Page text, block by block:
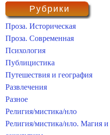
Рубрики
Проза. Историческая
Проза. Современная
Психология
Публицистика
Путешествия и география
Развлечения
Разное
Религия/мистика/нло
Религия/мистика/нло. Магия и